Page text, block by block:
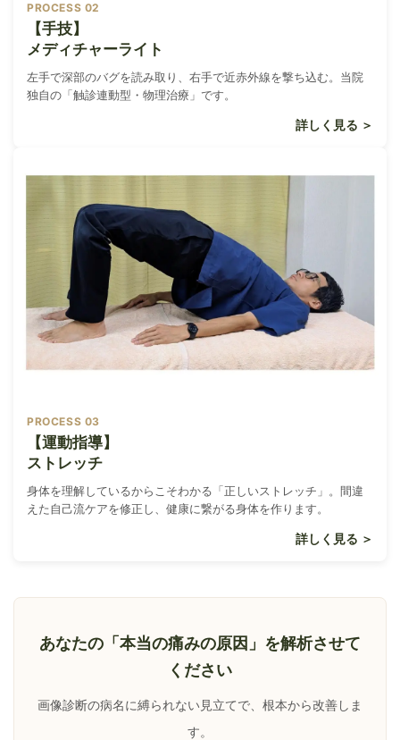
PROCESS 02
【手技】
メディチャーライト
左手で深部のバグを読み取り、右手で近赤外線を撃ち込む。当院
独自の「触診連動型・物理治療」です。
詳しく見る ＞
PROCESS 03
【運動指導】
ストレッチ
身体を理解しているからこそわかる「正しいストレッチ」。間違
えた自己流ケアを修正し、健康に繋がる身体を作ります。
詳しく見る ＞
あなたの「本当の痛みの原因」を解析させて
ください
画像診断の病名に縛られない見立てで、根本から改善しま
す。